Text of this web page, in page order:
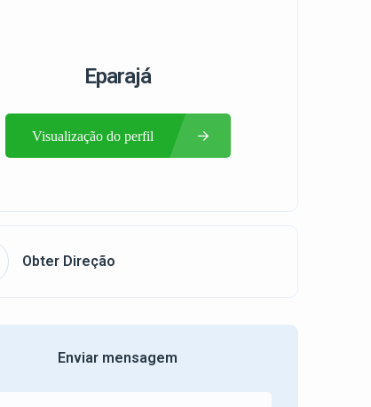
Eparajá
Visualização do perfil
Obter Direção
Enviar mensagem